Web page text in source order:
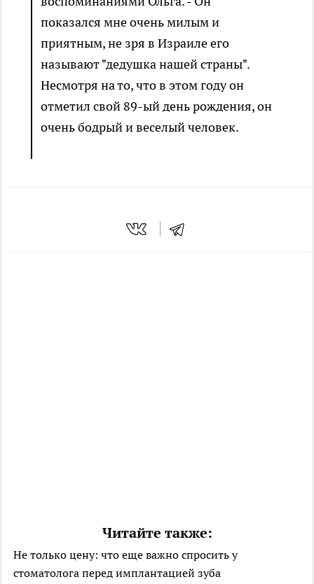
показался мне очень милым и
приятным, не зря в Израиле его
называют "дедушка нашей страны".
Несмотря на то, что в этом году он
отметил свой 89-ый день рождения, он
очень бодрый и веселый человек.
Читайте также:
Не только цену: что еще важно спросить у
стоматолога перед имплантацией зуба